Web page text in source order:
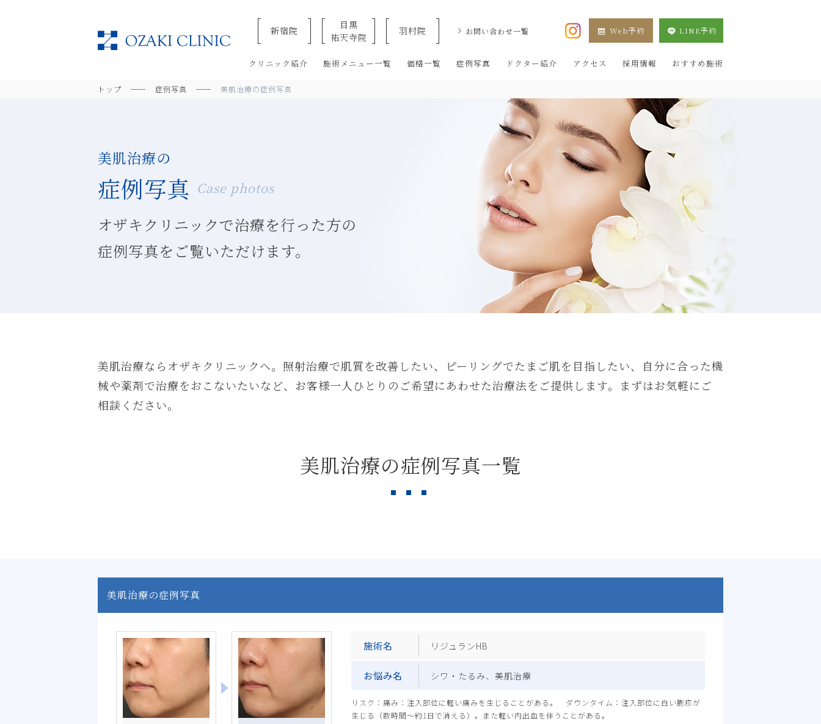
美容クリニックなら美容整形・美容外科・美容皮膚科のオザキクリニックLUXE 新宿院（目黒祐天寺・羽村） OZAKI CLINIC
新宿院
目黒
祐天寺院
羽村院 お問い合わせ一覧 Web予約 LINE予約
クリニック紹介 施術メニュー一覧 価格一覧 症例写真 ドクター紹介 アクセス 採用情報 おすすめ施術
トップ 症例写真 美肌治療の症例写真
美肌治療の
症例写真 Case photos
オザキクリニックで治療を行った方の
症例写真をご覧いただけます。
美肌治療ならオザキクリニックへ。照射治療で肌質を改善したい、ピーリングでたまご肌を目指したい、自分に合った機
械や薬剤で治療をおこないたいなど、お客様一人ひとりのご希望にあわせた治療法をご提供します。まずはお気軽にご
相談ください。
美肌治療の症例写真一覧
美肌治療の症例写真
施術名 リジュランHB
お悩み名 シワ・たるみ、美肌治療
リスク：痛み：注入部位に軽い痛みを生じることがある。 ダウンタイム：注入部位に白い膨疹が
生じる（数時間～約1日で消える）。また軽い内出血を伴うことがある。